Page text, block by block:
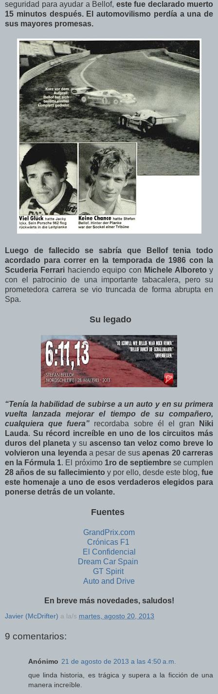
seguridad para ayudar a Bellof, este fue declarado muerto
15 minutos después. El automovilismo perdía a una de
sus mayores promesas.
Luego de fallecido se sabría que Bellof tenia todo
acordado para correr en la temporada de 1986 con la
Scuderia Ferrari haciendo equipo con Michele Alboreto y
con el patrocinio de una importante tabacalera, pero su
prometedora carrera se vio truncada de forma abrupta en
Spa.
Su legado
“Tenía la habilidad de subirse a un auto y en su primera
vuelta lanzada mejorar el tiempo de su compañero,
cualquiera que fuera” recordaba sobre él el gran
Niki
Lauda. Su récord increíble en uno de los circuitos más
duros del planeta y su ascenso tan veloz como breve lo
volvieron una leyendaa pesar de sus apenas 20 carreras
en la Fórmula 1. El próximo 1ro de septiembrese cumplen
28 años de su fallecimiento y por ello, desde este blog, fue
este homenaje a uno de esos verdaderos elegidos para
ponerse detrás de un volante.
Fuentes
GrandPrix.com
Crónicas F1
El Confidencial
Dream Car Spain
GT Spirit
Auto and Drive
En breve más novedades, saludos!
Javier (McDrifter) a la/s martes, agosto 20, 2013
9 comentarios:
Anónimo 21 de agosto de 2013 a las 4:50 a.m.
que linda historia, es trágica y supera a la ficción de una
manera increíble.